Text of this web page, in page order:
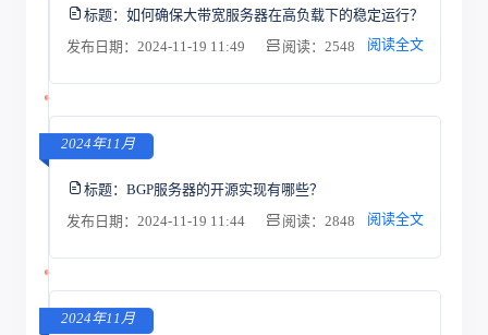
标题： 如何确保大带宽服务器在高负载下的稳定运行？
发布日期：2024-11-19 11:49
阅读：2548 阅读全文
2024年11月
标题： BGP服务器的开源实现有哪些？
发布日期：2024-11-19 11:44
阅读：2848 阅读全文
2024年11月